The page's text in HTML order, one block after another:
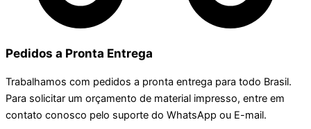
Pedidos a Pronta Entrega
Trabalhamos com pedidos a pronta entrega para todo Brasil.
Para solicitar um orçamento de material impresso, entre em
contato conosco pelo suporte do WhatsApp ou E-mail.